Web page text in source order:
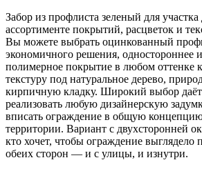
Забор из профлиста зеленый для
ассортименте покрытий, расцветок и
Вы можете выбрать оцинкованный
экономичного решения, одностороннее
полимерное покрытие в любом оттенке
текстуру под натуральное дерево,
кирпичную кладку. Широкий выбор
реализовать любую дизайнерскую
вписать ограждение в общую
территории. Вариант с двухсторонней
кто хочет, чтобы ограждение выглядело
обеих сторон — и с улицы, и изнутри.